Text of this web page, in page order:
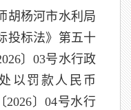
胡杨河市水利局
投标法》第五十
〕03号水行政
以罚款人民币
2026〕04号水行